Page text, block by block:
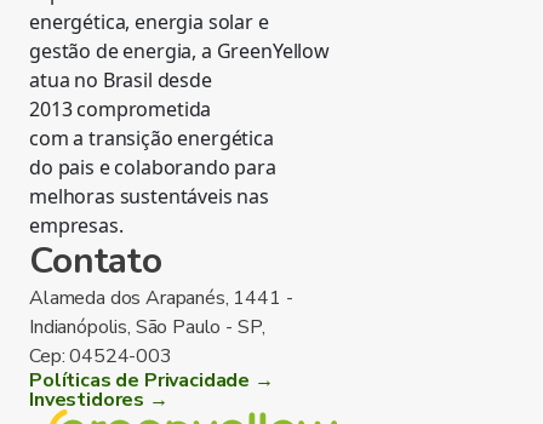
energética, energia solar e
gestão de energia, a GreenYellow
atua no Brasil desde
2013 comprometida
com a transição energética
do pais e colaborando para
melhoras sustentáveis nas
empresas.
Contato
Alameda dos Arapanés, 1441 -
Indianópolis, São Paulo - SP,
Cep: 04524-003
Políticas de Privacidade →
Investidores →